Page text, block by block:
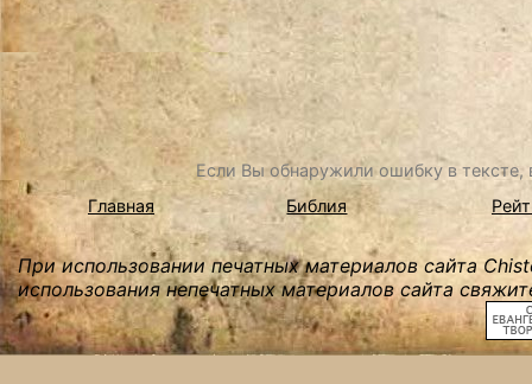
Если Вы обнаружили ошибку в
Главная
Библия
При использовании печатных материалов сайта
использования непечатных материалов сайта